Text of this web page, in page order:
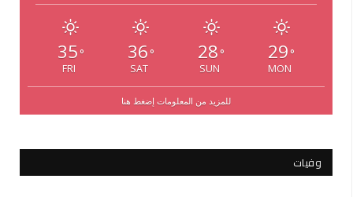
35 °
FRI
36 °
SAT
28 °
SUN
29 °
MON
للمزيد من المعلومات إضغط هنا
وفيات